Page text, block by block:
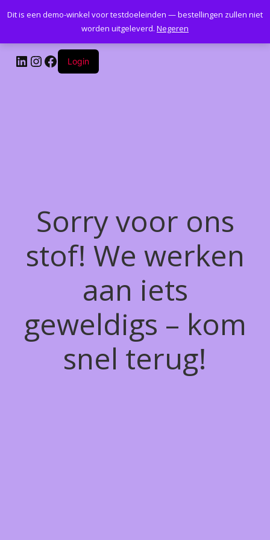
Kantoormeubelenplus.com
LinkedIn
Instagram
Facebook
Login
Sorry voor ons
stof! We werken
aan iets
geweldigs – kom
snel terug!
Dit is een demo-winkel voor testdoeleinden — bestellingen zullen niet
worden uitgeleverd. Negeren